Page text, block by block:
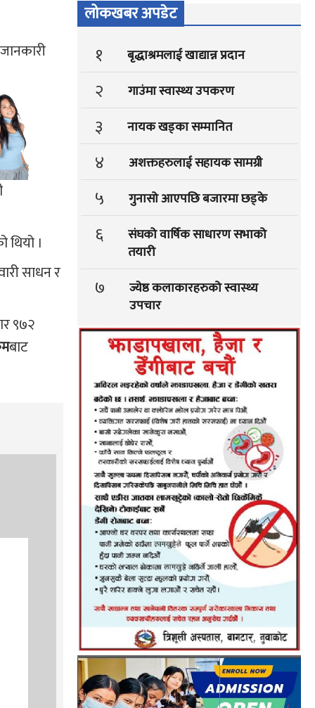
थियो ।
साधन र
९७२
बाट
लोकखबर अपडेट
१ बृद्धाश्रमलाई खाद्यान्न प्रदान
२ गाउंमा स्वास्थ्य उपकरण
३ नायक खड्का सम्मानित
४ अशक्तहरुलाई सहायक सामग्री
५ गुनासो आएपछि बजारमा छड्के
६
संघको वार्षिक साधारण सभाको
तयारी
७
ज्येष्ठ कलाकारहरुको स्वास्थ्य
उपचार